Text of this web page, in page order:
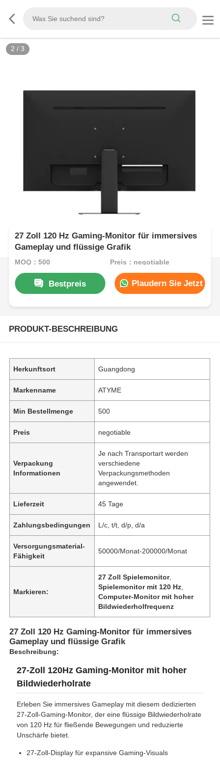
2 / 3
27 Zoll 120 Hz Gaming-Monitor für immersives
Gameplay und flüssige Grafik
MOQ：500 Preis：negotiable
Bestpreis Plaudern Sie Jetzt
PRODUKT-BESCHREIBUNG
Herkunftsort Guangdong
Markenname ATYME
Min Bestellmenge 500
Preis negotiable
Verpackung
Informationen
Je nach Transportart werden
verschiedene
Verpackungsmethoden
angewendet.
Lieferzeit 45 Tage
Zahlungsbedingungen L/c, t/t, d/p, d/a
Versorgungsmaterial-
Fähigkeit
50000/Monat-200000/Monat
Markieren:
27 Zoll Spielemonitor,
Spielemonitor mit 120 Hz
Computer-Monitor mit hoher
Bildwiederholfrequenz
27 Zoll 120 Hz Gaming-Monitor für immersives
Gameplay und flüssige Grafik
Beschreibung:
27-Zoll 120Hz Gaming-Monitor mit hoher
Bildwiederholrate
Erleben Sie immersives Gameplay mit diesem dedizierten
27-Zoll-Gaming-Monitor, der eine flüssige Bildwiederholrate
von 120 Hz für fließende Bewegungen und reduzierte
Unschärfe bietet.
27-Zoll-Display für expansive Gaming-Visuals